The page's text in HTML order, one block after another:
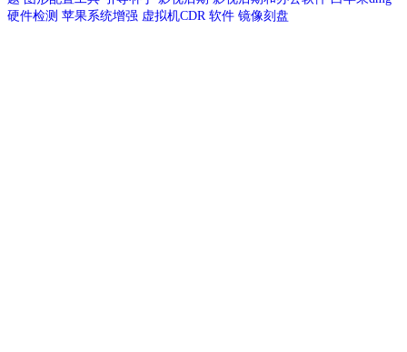
硬件检测 苹果系统增强 虚拟机CDR 软件 镜像刻盘